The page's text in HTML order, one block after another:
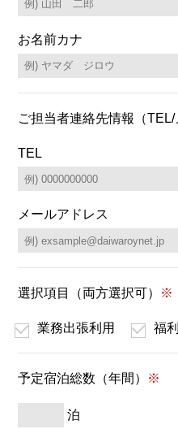
お名前カナ
ご担当者連絡先情報 （
TEL
メールアドレス
選択項目（両方選択可） ※
業務出張利用 福
予定宿泊総数（年間） ※
泊